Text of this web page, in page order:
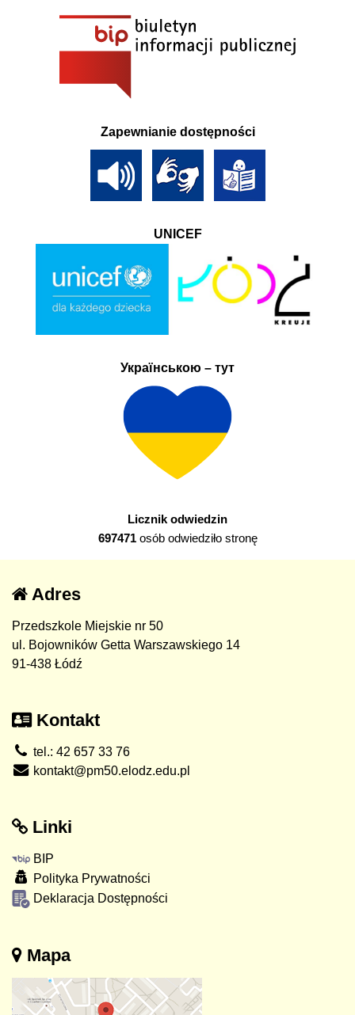
Zapewnianie dostępności
UNICEF
Українською – тут
Licznik odwiedzin
697471osób odwiedziło stronę
Adres
Przedszkole Miejskie nr 50
ul. Bojowników Getta Warszawskiego 14
91-438 Łódź
Kontakt
tel.: 42 657 33 76
kontakt@pm50.elodz.edu.pl
Linki
BIP
Polityka Prywatności
Deklaracja Dostępności
Mapa